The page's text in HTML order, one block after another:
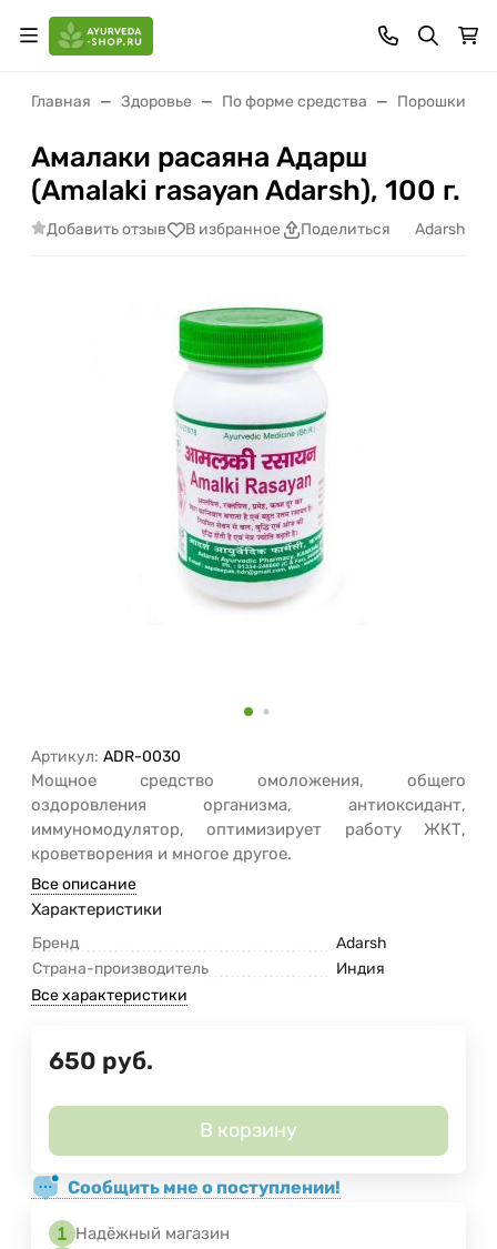
Главная Здоровье По форме средства Порошки
Амалаки расаяна Адарш
(Amalaki rasayan Adarsh), 100 г.
Добавить отзыв В избранное Поделиться Adarsh
Артикул: ADR-0030
Мощное средство омоложения, общего
оздоровления организма, антиоксидант,
иммуномодулятор, оптимизирует работу ЖКТ,
кроветворения и многое другое.
Все описание
Характеристики
Бренд
Adarsh
Страна-производитель
Индия
Все характеристики
650 руб.
В корзину
Сообщить мне о поступлении!
Надёжный магазин